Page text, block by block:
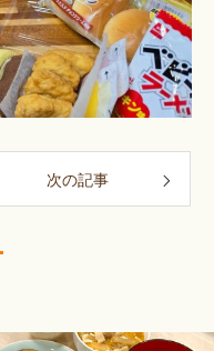
次の記事